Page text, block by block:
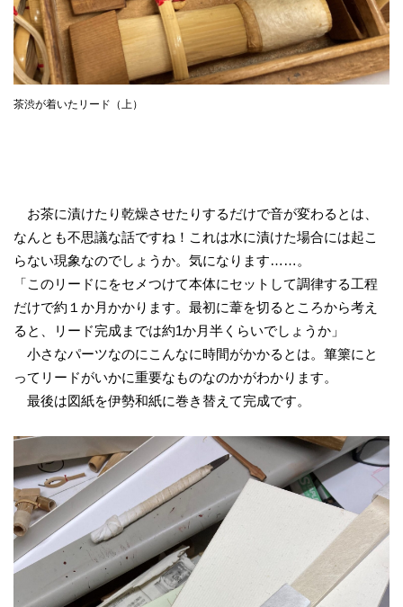
茶渋が着いたリード（上）
お茶に漬けたり乾燥させたりするだけで音が変わるとは、
なんとも不思議な話ですね！これは水に漬けた場合には起こ
らない現象なのでしょうか。気になります……。
「このリードにをセメつけて本体にセットして調律する工程
だけで約１か月かかります。最初に葦を切るところから考え
ると、リード完成までは約1か月半くらいでしょうか」
小さなパーツなのにこんなに時間がかかるとは。篳篥にと
ってリードがいかに重要なものなのかがわかります。
最後は図紙を伊勢和紙に巻き替えて完成です。